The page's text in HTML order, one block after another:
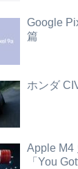
Google
篇
ホンダ
Apple M4
「You